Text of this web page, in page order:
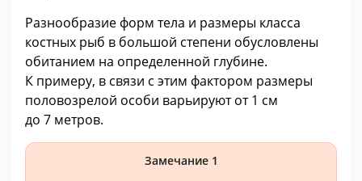
Разнообразие форм тела и размеры класса
костных рыб в большой степени обусловлены
обитанием на определенной глубине.
К примеру, в связи с этим фактором размеры
половозрелой особи варьируют от 1 см
до 7 метров.
Замечание 1